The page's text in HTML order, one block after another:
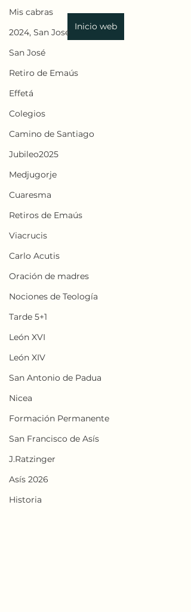
Mis cabras
2024, San José
San José
Retiro de Emaús
Effetá
Colegios
Camino de Santiago
Jubileo2025
Medjugorje
Cuaresma
Retiros de Emaús
Viacrucis
Carlo Acutis
Oración de madres
Nociones de Teología
Tarde 5+1
León XVI
León XIV
San Antonio de Padua
Nicea
Formación Permanente
San Francisco de Asís
J.Ratzinger
Asís 2026
Historia
Inicio web